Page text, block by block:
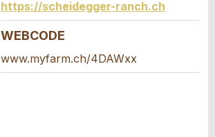
https://scheidegger-ranch.ch
WEBCODE
www.myfarm.ch/4DAWxx